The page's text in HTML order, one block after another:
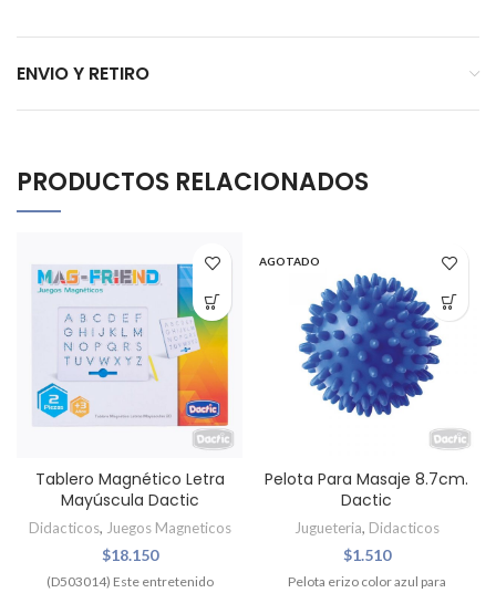
ENVIO Y RETIRO
PRODUCTOS RELACIONADOS
Tablero Magnético Letra
Mayúscula Dactic
Didacticos, Juegos Magneticos
$18.150
(D503014) Este entretenido
AGOTADO
Pelota Para Masaje 8.7cm.
Dactic
Jugueteria, Didacticos
$1.510
Pelota erizo color azul para